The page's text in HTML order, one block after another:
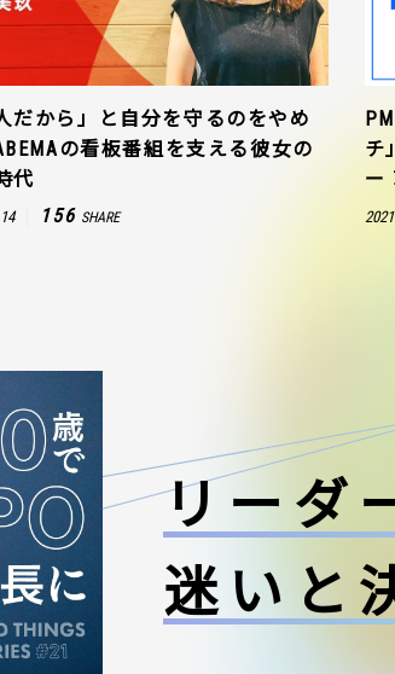
だから」と自分を守るのをやめ
の看板番組を支える彼女の
代
156 SHARE
チ
ー
リーダ
迷いと